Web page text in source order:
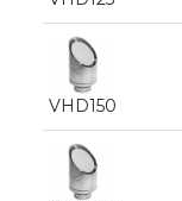
VHD150